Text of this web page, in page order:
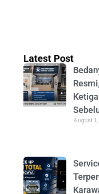
Latest Post
August